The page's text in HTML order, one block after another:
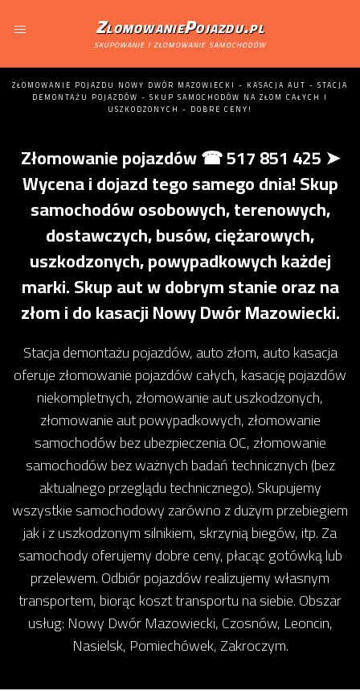
ZlomowaniePojazdu.pl
skupowanie i złomowanie samochodów
ZŁOMOWANIE POJAZDU NOWY DWÓR MAZOWIECKI - KASACJA AUT - STACJA
DEMONTAŻU POJAZDÓW - SKUP SAMOCHODÓW NA ZŁOM CAŁYCH I
USZKODZONYCH - DOBRE CENY!
Złomowanie pojazdów ☎ 517 851 425 ➤
Wycena i dojazd tego samego dnia! Skup
samochodów osobowych, terenowych,
dostawczych, busów, ciężarowych,
uszkodzonych, powypadkowych każdej
marki. Skup aut w dobrym stanie oraz na
złom i do kasacji Nowy Dwór Mazowiecki.
Stacja demontażu pojazdów, auto złom, auto kasacja
oferuje złomowanie pojazdów całych, kasację pojazdów
niekompletnych, złomowanie aut uszkodzonych,
złomowanie aut powypadkowych, złomowanie
samochodów bez ubezpieczenia OC, złomowanie
samochodów bez ważnych badań technicznych (bez
aktualnego przeglądu technicznego). Skupujemy
wszystkie samochodowy zarówno z dużym przebiegiem
jak i z uszkodzonym silnikiem, skrzynią biegów, itp. Za
samochody oferujemy dobre ceny, płacąc gotówką lub
przelewem. Odbiór pojazdów realizujemy własnym
transportem, biorąc koszt transportu na siebie. Obszar
usług: Nowy Dwór Mazowiecki, Czosnów, Leoncin,
Nasielsk, Pomiechówek, Zakroczym.